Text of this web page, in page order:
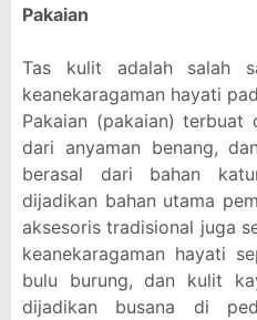
Pakaian
Tas kulit adalah salah
keanekaragaman hayati
Pakaian (pakaian)
dari anyaman benang,
berasal dari bahan
dijadikan bahan utama
aksesoris tradisional juga
keanekaragaman hayati
bulu burung, dan kulit
dijadikan busana di